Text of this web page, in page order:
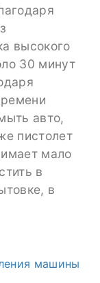
высокого
30 минут
авто,
пистолет
мало
в
в
машины